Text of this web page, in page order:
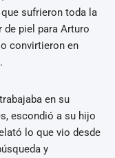
sufrieron toda la
piel para Arturo
convirtieron en
en su
escondió a su hijo
lo que vio desde
y